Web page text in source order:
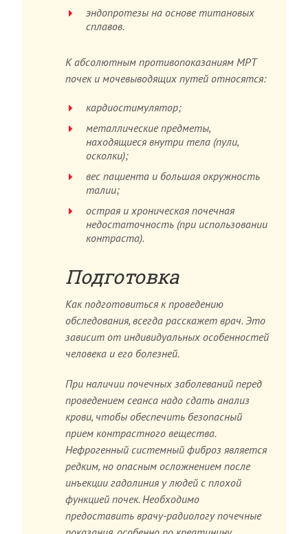
эндопротезы на основе титановых
сплавов.
К абсолютным противопоказаниям МРТ
почек и мочевыводящих путей относятся:
кардиостимулятор;
металлические предметы,
находящиеся внутри тела (пули,
осколки);
вес пациента и большая окружность
талии;
острая и хроническая почечная
недостаточность (при использовании
контраста).
Подготовка
Как подготовиться к проведению
обследования, всегда расскажет врач. Это
зависит от индивидуальных особенностей
человека и его болезней.
При наличии почечных заболеваний перед
проведением сеанса надо сдать анализ
крови, чтобы обеспечить безопасный
прием контрастного вещества.
Нефрогенный системный фиброз является
редким, но опасным осложнением после
инъекции гадолиния у людей с плохой
функцией почек. Необходимо
предоставить врачу-радиологу почечные